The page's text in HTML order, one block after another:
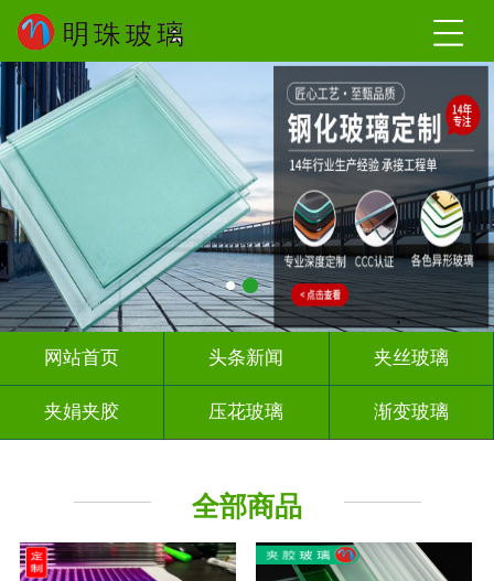
网站首页 头条新闻 夹丝玻璃
夹娟夹胶 压花玻璃 渐变玻璃
全部商品